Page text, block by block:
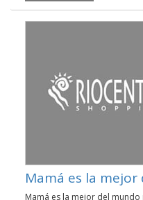
Mamá es la
Mamá es la mejor del mundo